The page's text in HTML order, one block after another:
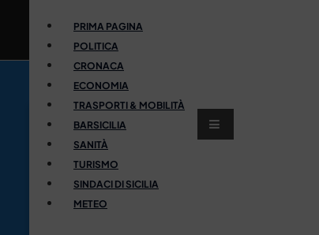
PRIMA PAGINA
POLITICA
CRONACA
ECONOMIA
TRASPORTI & MOBILITÀ
BARSICILIA
SANITÀ
TURISMO
SINDACI DI SICILIA
METEO